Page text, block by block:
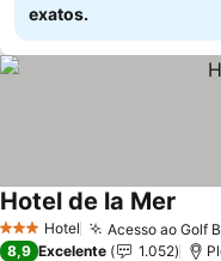
exatos.
3 EstrelasHotel Acesso ao Golf
Hotel de la Mer
8,9 Excelente 1.052